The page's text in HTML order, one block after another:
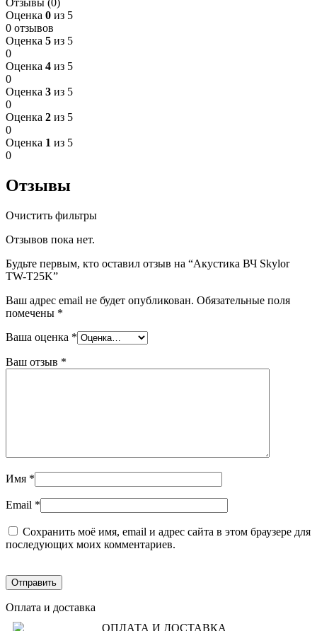
Оценка 0 из 5
0 отзывов
Оценка 5 из 5
0
Оценка 4 из 5
0
Оценка 3 из 5
0
Оценка 2 из 5
0
Оценка 1 из 5
0
Отзывы
Очистить фильтры
Отзывов пока нет.
Будьте первым, кто оставил отзыв на “Акустика ВЧ Skylor
TW-T25K”
Ваш адрес email не будет опубликован. Обязательные поля
помечены *
Ваша оценка *
Ваш отзыв *
Имя *
Email *
Сохранить моё имя, email и адрес сайта в этом браузере для
последующих моих комментариев.
Оплата и доставка